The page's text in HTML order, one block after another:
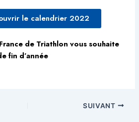
le calendrier 2022
de Triathlon vous souhaite
fin d’année
SUIVANT